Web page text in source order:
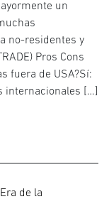
un
no-residentes y
Pros Cons
fuera de USA?Sí:
internacionales […]
de la